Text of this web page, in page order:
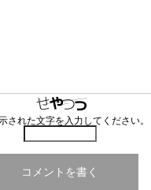
された文字を入力してください。